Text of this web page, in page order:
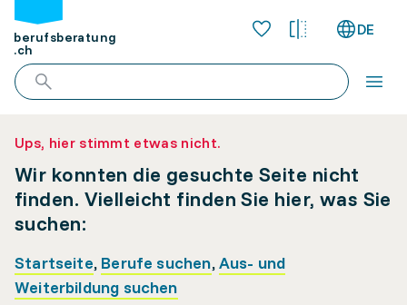
berufsberatung
.ch
DE
Ups, hier stimmt etwas nicht.
Wir konnten die gesuchte Seite nicht
finden. Vielleicht finden Sie hier, was Sie
suchen:
Startseite, Berufe suchen,Aus- und
Weiterbildung suchen